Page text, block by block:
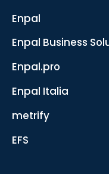
Enpal
Enpal Business
Enpal.pro
Enpal Italia
metrify
EFS